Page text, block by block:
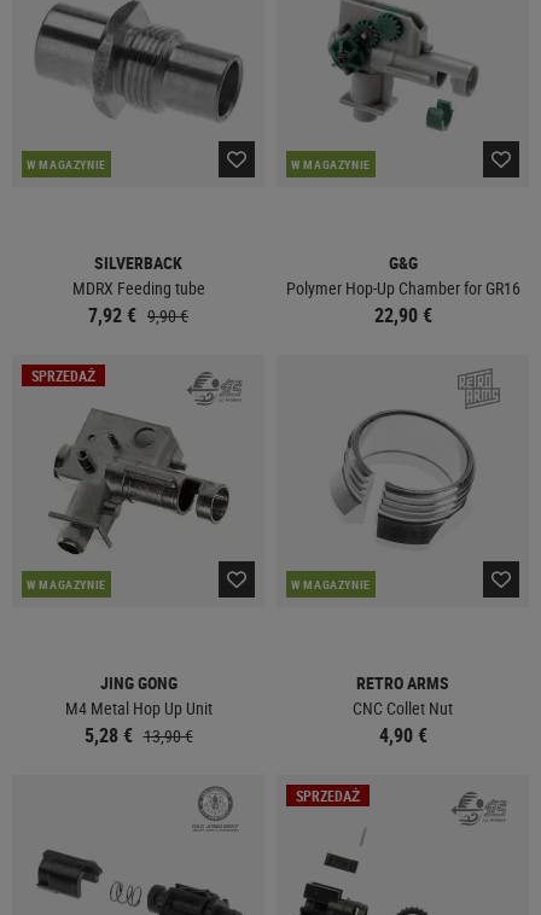
W MAGAZYNIE
SILVERBACK
MDRX Feeding tube
7,92 € 9,90 €
W MAGAZYNIE
G&G
Polymer Hop-Up Chamber for GR16
22,90 €
SPRZEDAŻ
W MAGAZYNIE
JING GONG
M4 Metal Hop Up Unit
5,28 € 13,90 €
W MAGAZYNIE
RETRO ARMS
CNC Collet Nut
4,90 €
SPRZEDAŻ